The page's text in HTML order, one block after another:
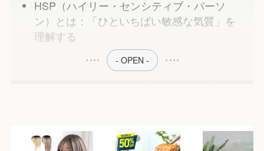
HSP（ハイリー・センシティブ・パーソ
ン）とは：「ひといちばい敏感な気質」を
理解する
- OPEN -